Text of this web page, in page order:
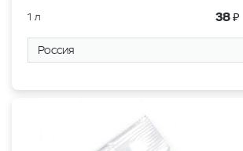
1 л 38₽
Россия